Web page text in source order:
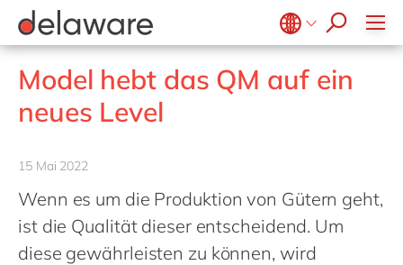
Belgium en
fr
Brazil
China
hu
India
Sicherheitsdruck
FAST Mill Products Solution
OpenText
Benefits
CSR
Model hebt das QM auf ein
neues Level
15 Mai 2022
Wenn es um die Produktion von Gütern geht,
ist die Qualität dieser entscheidend. Um
diese gewährleisten zu können, wird